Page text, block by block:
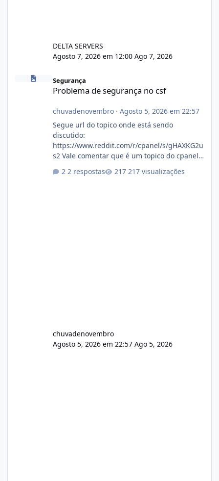
DELTA SERVERS
Agosto 7, 2026 em 12:00 Ago 7, 2026
Problema de segurança no csf
Segurança
Problema de segurança no csf
chuvadenovembro· Agosto 5, 2026 em 22:57
Segue url do topico onde está sendo
discutido:
https://www.reddit.com/r/cpanel/s/gHAXKG2u
s2 Vale comentar que é um topico do cpanel...
2 respostas 217 visualizações
chuvadenovembro
Agosto 5, 2026 em 22:57 Ago 5, 2026